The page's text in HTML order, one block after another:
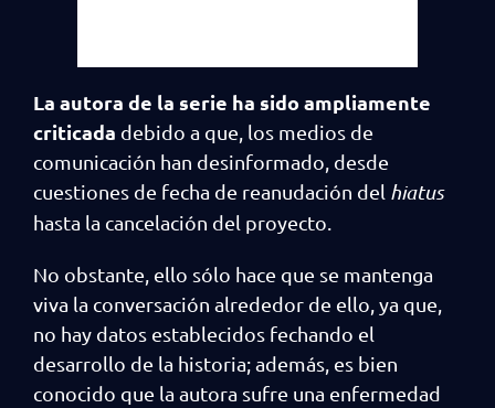
La autora de la serie ha sido ampliamente
criticada debido a que, los medios de
comunicación han desinformado, desde
cuestiones de fecha de reanudación del hiatus
hasta la cancelación del proyecto.
No obstante, ello sólo hace que se mantenga
viva la conversación alrededor de ello, ya que,
no hay datos establecidos fechando el
desarrollo de la historia; además, es bien
conocido que la autora sufre una enfermedad